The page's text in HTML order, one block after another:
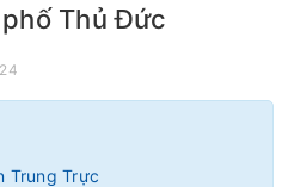
Thủ Đức
Trung Trực